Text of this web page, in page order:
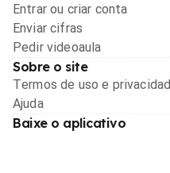
Entrar ou criar conta
Enviar cifras
Pedir videoaula
Sobre o site
Termos de uso e
Ajuda
Baixe o aplicativo